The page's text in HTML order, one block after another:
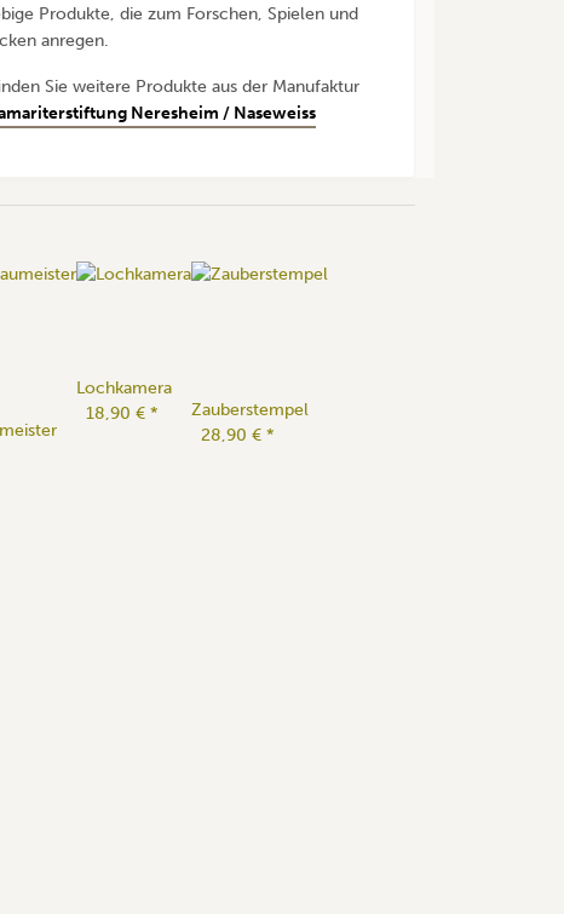
Produkte, die zum Forschen, Spielen und
anregen.
Sie weitere Produkte aus der Manufaktur
Neresheim / Naseweiss
Lochkamera
18,90 € *
Zauberstempel
28,90 € *